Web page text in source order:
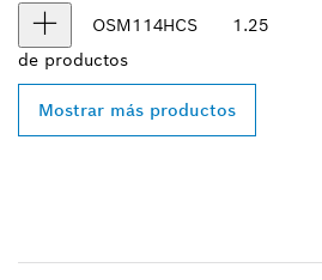
OSM114HCS 1.25
de productos
Mostrar más productos